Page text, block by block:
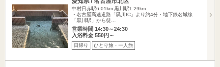
中村日赤駅6.01km 黒川駅1.29km
・名古屋高速道路「黒川IC」より約4分・地下鉄名城線
「黒川駅」から徒…
営業時間 14:30～24:30
入浴料金 550円～
日帰り ひとり旅・一人旅